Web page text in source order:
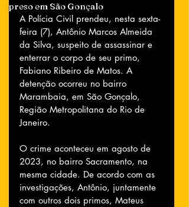
preso em São Gonçalo
A Polícia Civil prendeu, nesta sexta-
feira (7), Antônio Marcos Almeida
da Silva, suspeito de assassinar e
enterrar o corpo de seu primo,
Fabiano Ribeiro de Matos. A
detenção ocorreu no bairro
Marambaia, em São Gonçalo,
Região Metropolitana do Rio de
Janeiro.
O crime aconteceu em agosto de
2023, no bairro Sacramento, na
mesma cidade. De acordo com as
investigações, Antônio, juntamente
com outros dois primos, Mateus